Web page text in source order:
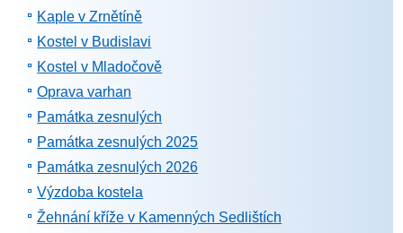
Kaple v Zrnětíně
Kostel v Budislavi
Kostel v Mladočově
Oprava varhan
Památka zesnulých
Památka zesnulých 2025
Památka zesnulých 2026
Výzdoba kostela
Žehnání kříže v Kamenných Sedlištích